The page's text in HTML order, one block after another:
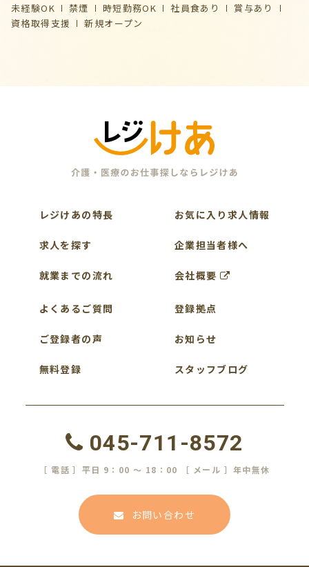
未経験OK
禁煙 時短勤務OK 社員食あり
賞与あり
資格取得支援
新規オープン
レジけあの特長
求人を探す
就業までの流れ
よくあるご質問
ご登録者の声
無料登録
お気に入り求人情報
企業担当者様へ
会社概要
登録拠点
お知らせ
スタッフブログ
045-711-8572
［ 電話 ］平日 9：00 ～ 18：00 ［ メール ］年中無休
お問い合わせ